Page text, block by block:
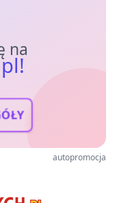
na
autopromocja